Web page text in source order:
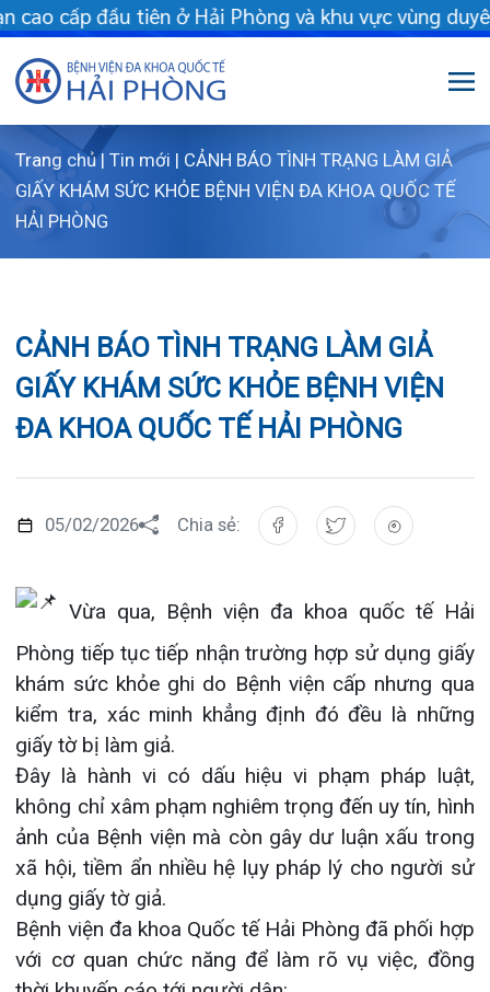
cấp đầu tiên ở Hải Phòng và khu vực vùng duyên hải Bắc bộ
Giới thiệu
Giới thiệu chung
Giờ làm việc
Lịch khám bác sĩ Hà Nội
Văn bản pháp quy
Dịch vụ
Bảo lãnh viện phí
Chạy thận nhân tạo
Lấy mẫu xét nghiệm tại nhà
Khoa Khám bệnh
Khoa Chẩn đoán hình ảnh – Thăm dò chức
năng
Khoa Răng Hàm Mặt
Khoa Nội Soi
Khoa Gây Mê hồi sức
Khoa Xét nghiệm
Khoa Dược
Khoa hồi sức Cấp cứu – Hồi sức tích cực
Khoa ngoại Tổng hợp
Khoa ngoại Thận Tiết Niệu Nam học
Khoa ngoại Chấn thương chỉnh hình
Khoa Phục hồi chức năng
Khoa Tim mạch
FLS
Khách hàng
Lịch khám
Thông tin thẻ BHYT
Hướng dẫn khám
Đội ngũ chăm sóc khách hàng
Căm ơn từ người bệnh
Tin tức
Nhịp cầu nhân ái
Tin tuyển dụng
Video
Đặt lịch khám
Tra cứu kết quả xét nghiệm
Tra cứu hóa đơn
Trang chủ Tin mới
GIẤY KHÁM SỨC KHỎE BỆNH VIỆN ĐA KHOA QUỐC TẾ
HẢI PHÒNG
GIẤY KHÁM SỨC KHỎE BỆNH VIỆN
ĐA KHOA QUỐC TẾ HẢI PHÒNG
05/02/2026 Chia sẻ:
Vừa qua, Bệnh viện đa khoa quốc tế Hải
Phòng tiếp tục tiếp nhận trường hợp sử dụng giấy
kiểm tra, xác minh khẳng định đó đều là những
giấy tờ bị làm giả.
Đây là hành vi có dấu hiệu vi phạm pháp luật,
không chỉ xâm phạm nghiêm trọng đến uy tín, hình
ảnh của Bệnh viện mà còn gây dư luận xấu trong
xã hội, tiềm ẩn nhiều hệ lụy pháp lý cho người sử
dụng giấy tờ giả.
Bệnh viện đa khoa Quốc tế Hải Phòng đã phối hợp
với cơ quan chức năng để làm rõ vụ việc, đồng
thời khuyến cáo tới người dân:
Người dân có nhu cầu khám sức khỏe, xin
cấp giấy nghỉ ốm hưởng Bảo hiểm xã hội hoặc
các giấy tờ y tế liên quan cần trực tiếp đến Bệnh
viện đa khoa Quốc tế Hải Phòng để được khám và
cấp giấy theo đúng quy định;